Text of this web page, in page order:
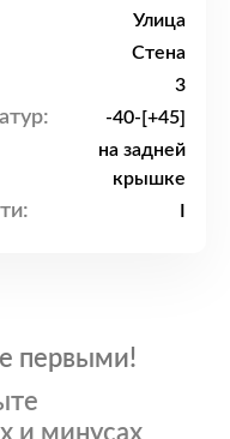
Улица
Стена
3
-40-[+45]
на задней
крышке
первыми!
и минусах